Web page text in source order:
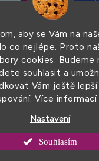
aby se Vám na
co nejlépe. Proto
cookies. Budeme
souhlasit a
Vám ještě
Více informací
Nastavení
Souhlasím
nákup
údajů
cookies